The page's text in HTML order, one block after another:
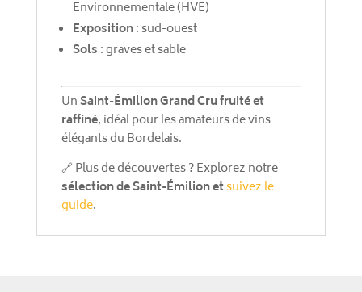
Environnementale (HVE)
Exposition: sud-ouest
Sols : graves et sable
UnSaint-Émilion Grand Cru fruité et
raffiné, idéal pour les amateurs de vins
élégants du Bordelais.
🔗 Plus de découvertes ? Explorez notre
sélection de Saint-Émilion etsuivez le
guide.